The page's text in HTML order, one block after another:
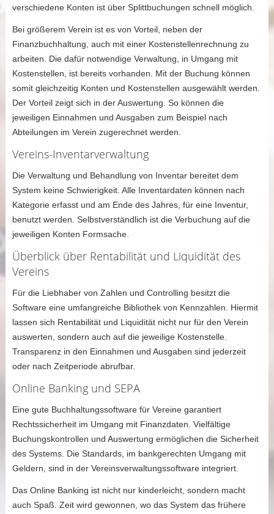
verschiedene Konten ist über Splittbuchungen schnell möglich.
Bei größerem Verein ist es von Vorteil, neben der
Finanzbuchhaltung, auch mit einer Kostenstellenrechnung zu
arbeiten. Die dafür notwendige Verwaltung, in Umgang mit
Kostenstellen, ist bereits vorhanden. Mit der Buchung können
somit gleichzeitig Konten und Kostenstellen ausgewählt werden.
Der Vorteil zeigt sich in der Auswertung. So können die
jeweiligen Einnahmen und Ausgaben zum Beispiel nach
Abteilungen im Verein zugerechnet werden.
Vereins-Inventarverwaltung
Die Verwaltung und Behandlung von Inventar bereitet dem
System keine Schwierigkeit. Alle Inventardaten können nach
Kategorie erfasst und am Ende des Jahres, für eine Inventur,
benutzt werden. Selbstverständlich ist die Verbuchung auf die
jeweiligen Konten Formsache.
Überblick über Rentabilität und Liquidität des
Vereins
Für die Liebhaber von Zahlen und Controlling besitzt die
Software eine umfangreiche Bibliothek von Kennzahlen. Hiermit
lassen sich Rentabilität und Liquidität nicht nur für den Verein
auswerten, sondern auch auf die jeweilige Kostenstelle.
Transparenz in den Einnahmen und Ausgaben sind jederzeit
oder nach Zeitperiode abrufbar.
Online Banking und SEPA
Eine gute Buchhaltungssoftware für Vereine garantiert
Rechtssicherheit im Umgang mit Finanzdaten. Vielfältige
Buchungskontrollen und Auswertung ermöglichen die Sicherheit
des Systems. Die Standards, im bankgerechten Umgang mit
Geldern, sind in der Vereinsverwaltungssoftware integriert.
Das Online Banking ist nicht nur kinderleicht, sondern macht
auch Spaß. Zeit wird gewonnen, wo das System das frühere